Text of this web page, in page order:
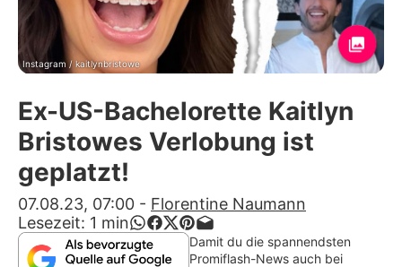
Familie & Liebe
Promiflash Exklusiv
Alle Themen auf Promiflash
App runterladen
Team
Instagram / kaitlynbristowe
Ex-US-Bachelorette Kaitlyn
Bristowes Verlobung ist
geplatzt!
07.08.23, 07:00 - Florentine Naumann
Lesezeit: 1 min
Damit du die spannendsten
Promiflash-News auch bei